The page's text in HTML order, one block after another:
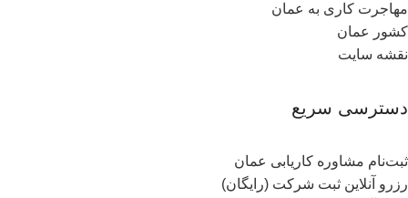
مهاجرت کاری به عمان
کشور عمان
نقشه سایت
دسترسی سریع
ثبت‌نام مشاوره کاریابی عمان
رزرو آنلاین ثبت شرکت (رایگان)